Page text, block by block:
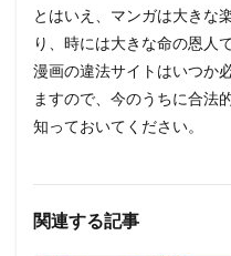
とはいえ、マンガは大きな
り、時には大きな命の恩人
漫画の違法サイトはいつか
ますので、今のうちに合法
知っておいてください。
関連する記事